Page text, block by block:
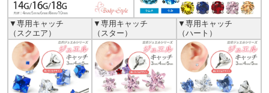
▼専用キャッチ
（スクエア）
▼専用キャッチ
（スター）
▼専用キャッチ
（ハート）